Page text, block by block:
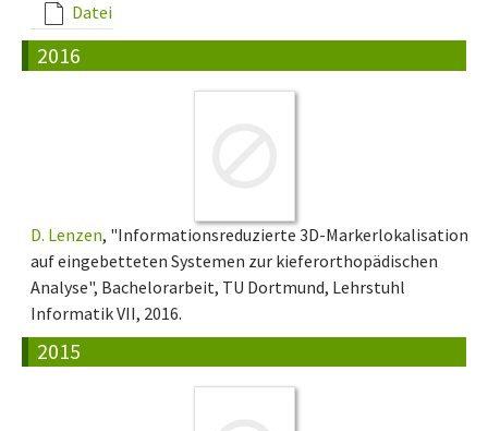
Datei
2016
D. Lenzen, "Informationsreduzierte 3D-Markerlokalisation
auf eingebetteten Systemen zur kieferorthopädischen
Analyse", Bachelorarbeit, TU Dortmund, Lehrstuhl
Informatik VII, 2016.
2015